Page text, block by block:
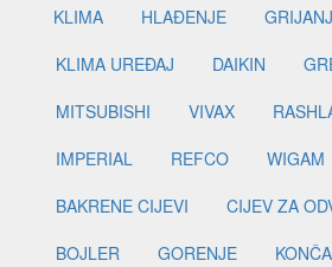
KLIMA HLAĐENJE
KLIMA UREĐAJ
DAIKIN
MITSUBISHI
VIVAX
IMPERIAL
REFCO
WIGAM
BAKRENE CIJEVI
CIJEV ZA
BOJLER
GORENJE